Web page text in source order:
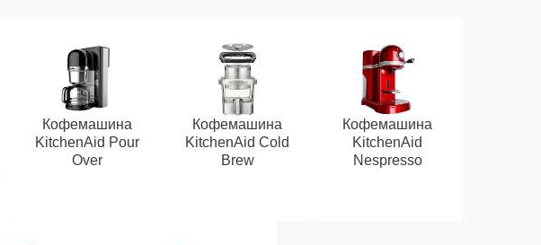
Кофемашина
KitchenAid Pour
Over
Кофемашина
KitchenAid Cold
Brew
Кофемашина
KitchenAid
Nespresso